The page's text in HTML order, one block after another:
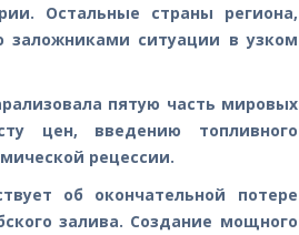
Остальные страны региона,
заложниками ситуации в узком
пятую часть мировых
цен, введению топливного
рецессии.
об окончательной потере
залива. Создание мощного